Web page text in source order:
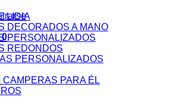
0
LIDIA
DECORADOS A MANO
PERSONALIZADOS
REDONDOS
PERSONALIZADOS
CAMPERAS PARA ÉL